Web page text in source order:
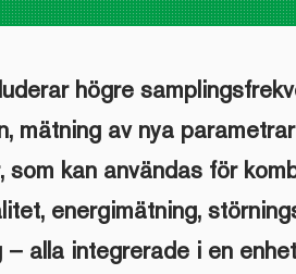
högre
mätning av nya
som kan användas för
energimätning,
– alla integrerade i en